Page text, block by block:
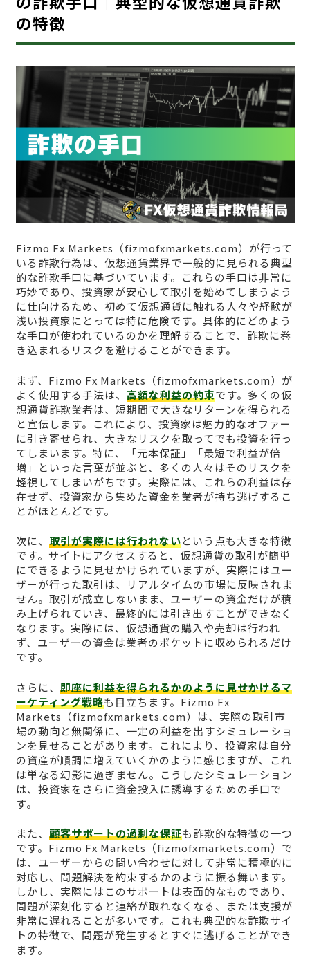
の特徴
Fizmo Fx Markets（fizmofxmarkets.com）が行って
いる詐欺行為は、仮想通貨業界で一般的に見られる典型
的な詐欺手口に基づいています。これらの手口は非常に
巧妙であり、投資家が安心して取引を始めてしまうよう
に仕向けるため、初めて仮想通貨に触れる人々や経験が
浅い投資家にとっては特に危険です。具体的にどのよう
な手口が使われているのかを理解することで、詐欺に巻
き込まれるリスクを避けることができます。
まず、Fizmo Fx Markets（fizmofxmarkets.com）が
よく使用する手法は、 高額な利益の約束です。多くの仮
想通貨詐欺業者は、短期間で大きなリターンを得られる
と宣伝します。これにより、投資家は魅力的なオファー
に引き寄せられ、大きなリスクを取ってでも投資を行っ
てしまいます。特に、「元本保証」「最短で利益が倍
増」といった言葉が並ぶと、多くの人々はそのリスクを
軽視してしまいがちです。実際には、これらの利益は存
在せず、投資家から集めた資金を業者が持ち逃げするこ
とがほとんどです。
次に、 取引が実際には行われないという点も大きな特徴
です。サイトにアクセスすると、仮想通貨の取引が簡単
にできるように見せかけられていますが、実際にはユー
ザーが行った取引は、リアルタイムの市場に反映されま
せん。取引が成立しないまま、ユーザーの資金だけが積
み上げられていき、最終的には引き出すことができなく
なります。実際には、仮想通貨の購入や売却は行われ
ず、ユーザーの資金は業者のポケットに収められるだけ
です。
さらに、 即座に利益を得られるかのように見せかけるマ
ーケティング戦略も目立ちます。Fizmo Fx
Markets（fizmofxmarkets.com）は、実際の取引市
場の動向と無関係に、一定の利益を出すシミュレーショ
ンを見せることがあります。これにより、投資家は自分
の資産が順調に増えていくかのように感じますが、これ
は単なる幻影に過ぎません。こうしたシミュレーション
は、投資家をさらに資金投入に誘導するための手口で
す。
また、 顧客サポートの過剰な保証も詐欺的な特徴の一つ
です。Fizmo Fx Markets（fizmofxmarkets.com）で
は、ユーザーからの問い合わせに対して非常に積極的に
対応し、問題解決を約束するかのように振る舞います。
しかし、実際にはこのサポートは表面的なものであり、
問題が深刻化すると連絡が取れなくなる、または支援が
非常に遅れることが多いです。これも典型的な詐欺サイ
トの特徴で、問題が発生するとすぐに逃げることができ
ます。